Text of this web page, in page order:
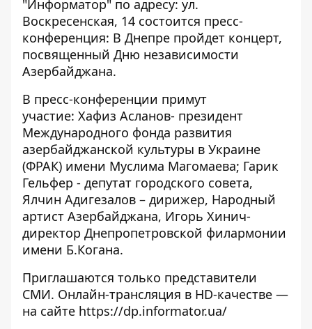
"Информатор" по адресу: ул.
Воскресенская, 14 состоится пресс-
конференция: В Днепре пройдет концерт,
посвященный Дню независимости
Азербайджана.
В пресс-конференции примут
участие: Хафиз Асланов- президент
Международного фонда развития
азербайджанской культуры в Украине
(ФРАК) имени Муслима Магомаева; Гарик
Гельфер - депутат городского совета,
Ялчин Адигезалов – дирижер, Народный
артист Азербайджана, Игорь Хинич-
директор Днепропетровской филармонии
имени Б.Когана.
Приглашаются только представители
СМИ. Онлайн-трансляция в HD-качестве —
на сайте https://dp.informator.ua/